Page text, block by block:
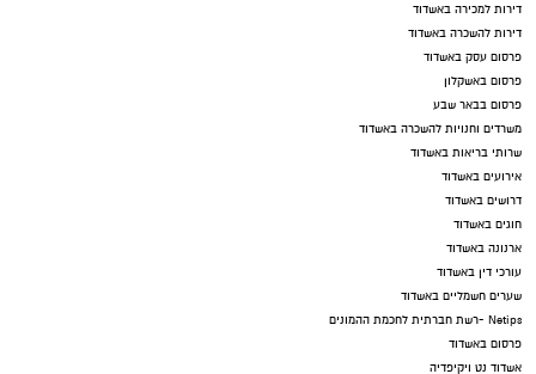
דירות למכירה באשדוד
דירות להשכרה באשדוד
פרסום עסק באשדוד
פרסום באשקלון
פרסום בבאר שבע
משרדים וחנויות להשכרה באשדוד
שרותי בריאות באשדוד
אירועים באשדוד
דרושים באשדוד
חוגים באשדוד
ארנונה באשדוד
עורכי דין באשדוד
שערים חשמליים באשדוד
Netips -רשת חברתית לחכמת ההמונים
פרסום באשדוד
אשדוד נט ויקיפדיה